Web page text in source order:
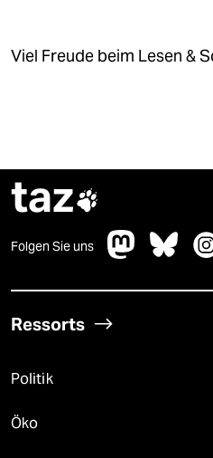
Viel Freude beim Lesen &
taz
Folgen Sie uns
Ressorts
Politik
Öko